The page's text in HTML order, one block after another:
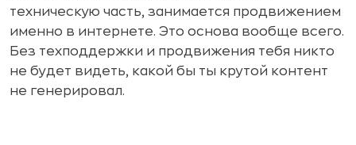
техническую часть, занимается продвижением
именно в интернете. Это основа вообще всего.
Без техподдержки и продвижения тебя никто
не будет видеть, какой бы ты крутой контент
не генерировал.